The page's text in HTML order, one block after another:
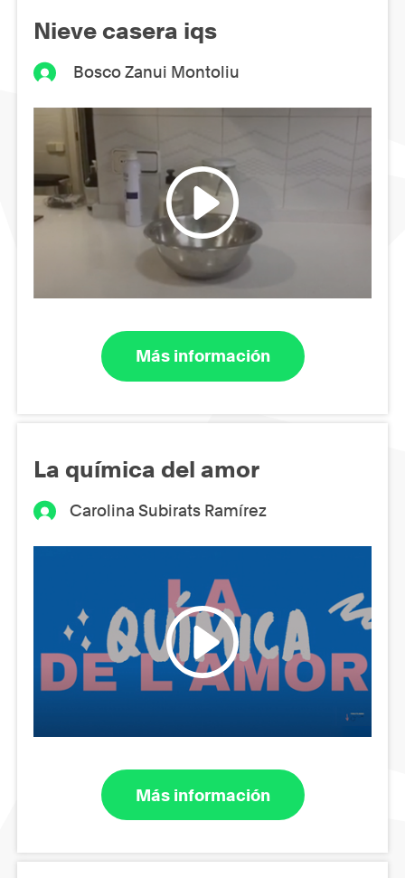
Nieve casera iqs
Bosco Zanui Montoliu
Más información
La química del amor
Carolina Subirats Ramírez
Más información